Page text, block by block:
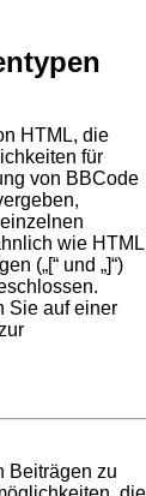
HTML, die
für
von BBCode
wie HTML
(„[“ und „]“)
Sie auf einer
Beiträgen zu